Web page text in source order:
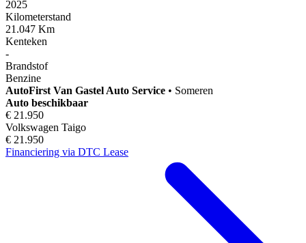
2025
Kilometerstand
21.047 Km
Kenteken
-
Brandstof
Benzine
AutoFirst Van Gastel Auto Service • Someren
Auto beschikbaar
€ 21.950
Volkswagen Taigo
€ 21.950
Financiering via DTC Lease